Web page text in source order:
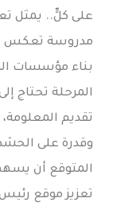
على كلٍّ.. يمثل
مدروسة تعكس
بناء مؤسسات
المرحلة تحتاج
تقديم
وقدرة على
المتوقع أن
تعزيز موقع